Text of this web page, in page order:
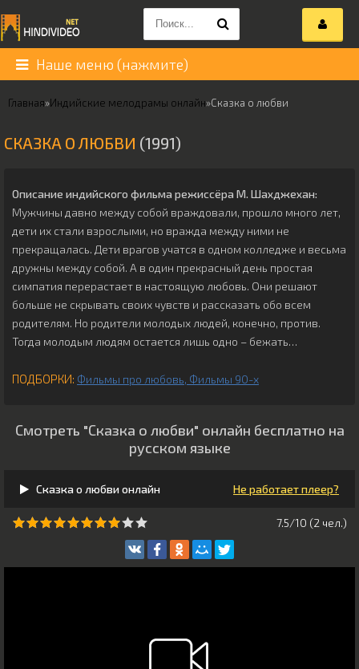
Наше меню (нажмите)
Главная»Индийские мелодрамы онлайн»Сказка о любви
СКАЗКА О ЛЮБВИ (1991)
Описание индийского фильма режиссёра М. Шахджехан:
Мужчины давно между собой враждовали, прошло много лет,
дети их стали взрослыми, но вражда между ними не
прекращалась. Дети врагов учатся в одном колледже и весьма
дружны между собой. А в один прекрасный день простая
симпатия перерастает в настоящую любовь. Они решают
больше не скрывать своих чувств и рассказать обо всем
родителям. Но родители молодых людей, конечно, против.
Тогда молодым людям остается лишь одно – бежать…
ПОДБОРКИ: Фильмы про любовь Фильмы 90-х
Смотреть "Сказка о любви" онлайн бесплатно на
русском языке
Сказка о любви онлайн Не работает плеер?
7.5/10 (2 чeл.)